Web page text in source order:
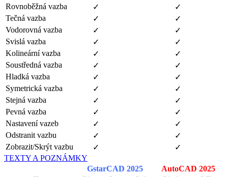
Rovnoběžná vazba
✓
✓
Tečná vazba
✓
✓
Vodorovná vazba
✓
✓
Svislá vazba
✓
✓
Kolineární vazba
✓
✓
Soustředná vazba
✓
✓
Hladká vazba
✓
✓
Symetrická vazba
✓
✓
Stejná vazba
✓
✓
Pevná vazba
✓
✓
Nastavení vazeb
✓
✓
Odstranit vazbu
✓
✓
Zobrazit/Skrýt vazbu
✓
✓
TEXTY A POZNÁMKY
GstarCAD 2025
AutoCAD 2025